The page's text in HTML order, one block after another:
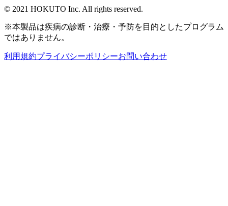
© 2021 HOKUTO Inc. All rights reserved.
※本製品は疾病の診断・治療・予防を目的としたプログラム
ではありません。
利用規約プライバシーポリシーお問い合わせ